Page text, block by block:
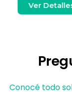
Ver
Conocé todo